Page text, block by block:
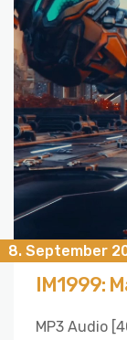
8. September
IM1999:
MP3 Audio